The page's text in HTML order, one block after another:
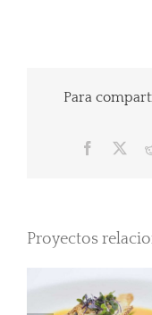
Para
Facebook
Proyectos
Crema de